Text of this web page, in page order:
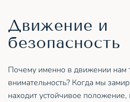
Движение и
безопасность
Почему именно в движении нам
внимательность? Когда мы
находит устойчивое